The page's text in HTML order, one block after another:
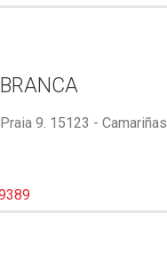
Praia 9. 15123 - Camariñas